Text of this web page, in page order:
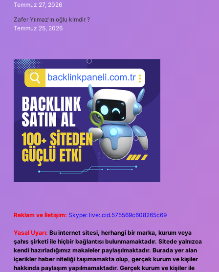
Temmuz 27, 2026
Zafer Yılmaz’ın oğlu kimdir ?
Temmuz 25, 2026
Reklam ve İletişim: Skype: live:.cid.575569c608265c69
Yasal Uyarı: Bu internet sitesi, herhangi bir marka, kurum veya
şahıs şirketi ile hiçbir bağlantısı bulunmamaktadır. Sitede yalnızca
kendi hazırladığımız makaleler paylaşılmaktadır. Burada yer alan
içerikler haber niteliği taşımamakta olup, gerçek kurum ve kişiler
hakkında paylaşım yapılmamaktadır. Gerçek kurum ve kişiler ile